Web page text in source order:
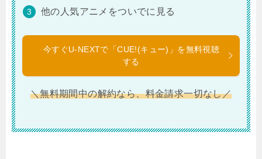
他の人気アニメをついでに見る
今すぐU-NEXTで「CUE!(キュー)」を無料視聴
する
＼無料期間中の解約なら、料金請求一切なし／